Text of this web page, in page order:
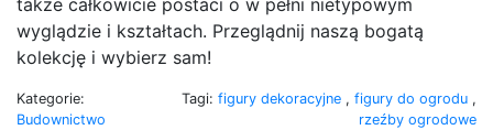
wyglądzie i kształtach. Przeglądnij naszą bogatą
kolekcję i wybierz sam!
Kategorie:
Budownictwo
Tagi: figury dekoracyjne , figury do ogrodu ,
rzeźby ogrodowe